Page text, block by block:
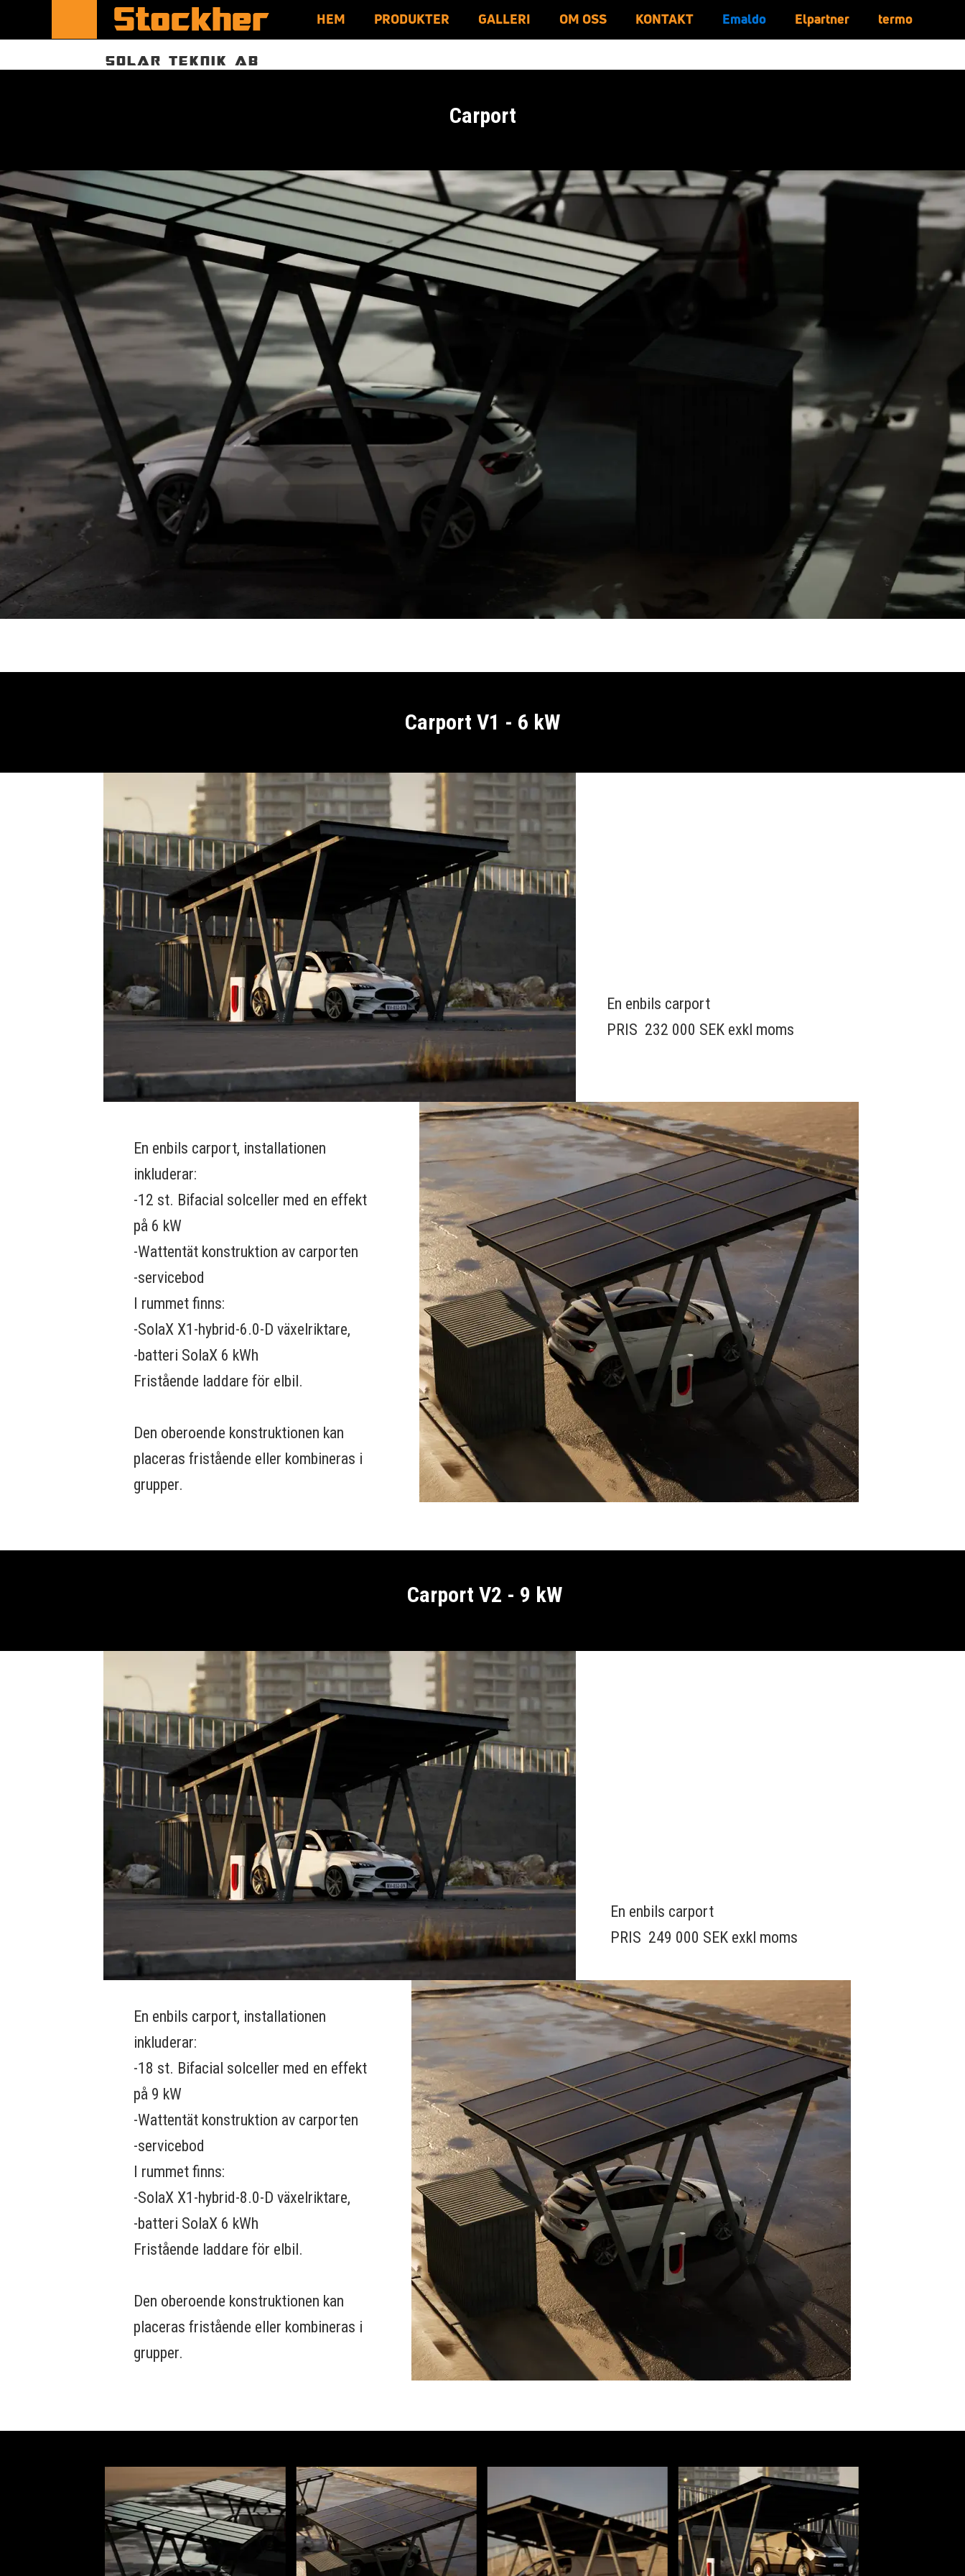
HEM PRODUKTER
VINDKRAFT
ÖVRIGA PRODUKTER
GALLERI OM OSS KONTAKT Emaldo Elpartner termo
SOLAR TEKNIK AB
En enbils carport
PRIS 232 000 SEK exkl moms
En enbils carport, installationen
inkluderar:
-12 st. Bifacial solceller med en effekt
på 6 kW
-Wattentät konstruktion av carporten
-servicebod
I rummet finns:
-SolaX X1-hybrid-6.0-D växelriktare,
-batteri SolaX 6 kWh
Fristående laddare för elbil.
Den oberoende konstruktionen kan
placeras fristående eller kombineras i
grupper.
Carport V1 - 6 kW
Carport
En enbils carport
PRIS 249 000 SEK exkl moms
En enbils carport, installationen
inkluderar:
-18 st. Bifacial solceller med en effekt
på 9 kW
-Wattentät konstruktion av carporten
-servicebod
I rummet finns:
-SolaX X1-hybrid-8.0-D växelriktare,
-batteri SolaX 6 kWh
Fristående laddare för elbil.
Den oberoende konstruktionen kan
placeras fristående eller kombineras i
grupper.
Carport V2 - 9 kW